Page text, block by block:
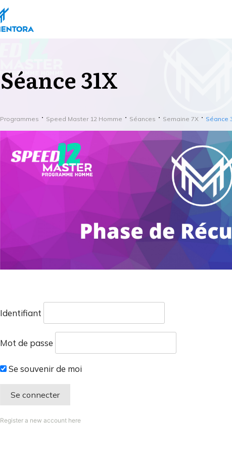
Séance 31X
Programmes Speed Master 12 Homme Séances Semaine 7X Séance
Identifiant
Mot de passe
Se souvenir de moi
Register a new account here